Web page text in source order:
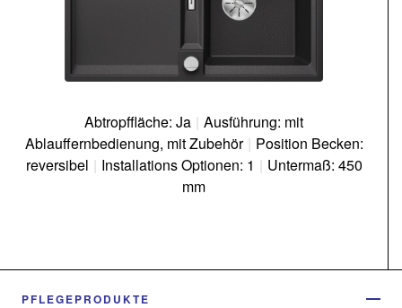
Abtropffläche: Ja | Ausführung: mit
Ablauffernbedienung, mit Zubehör | Position Becken:
reversibel | Installations Optionen: 1 | Untermaß: 450
mm
PFLEGEPRODUKTE